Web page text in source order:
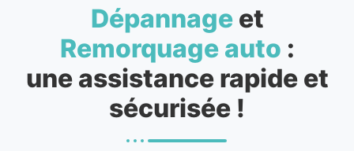
Dépannageet
Remorquage auto :
une assistance rapide et
sécurisée !